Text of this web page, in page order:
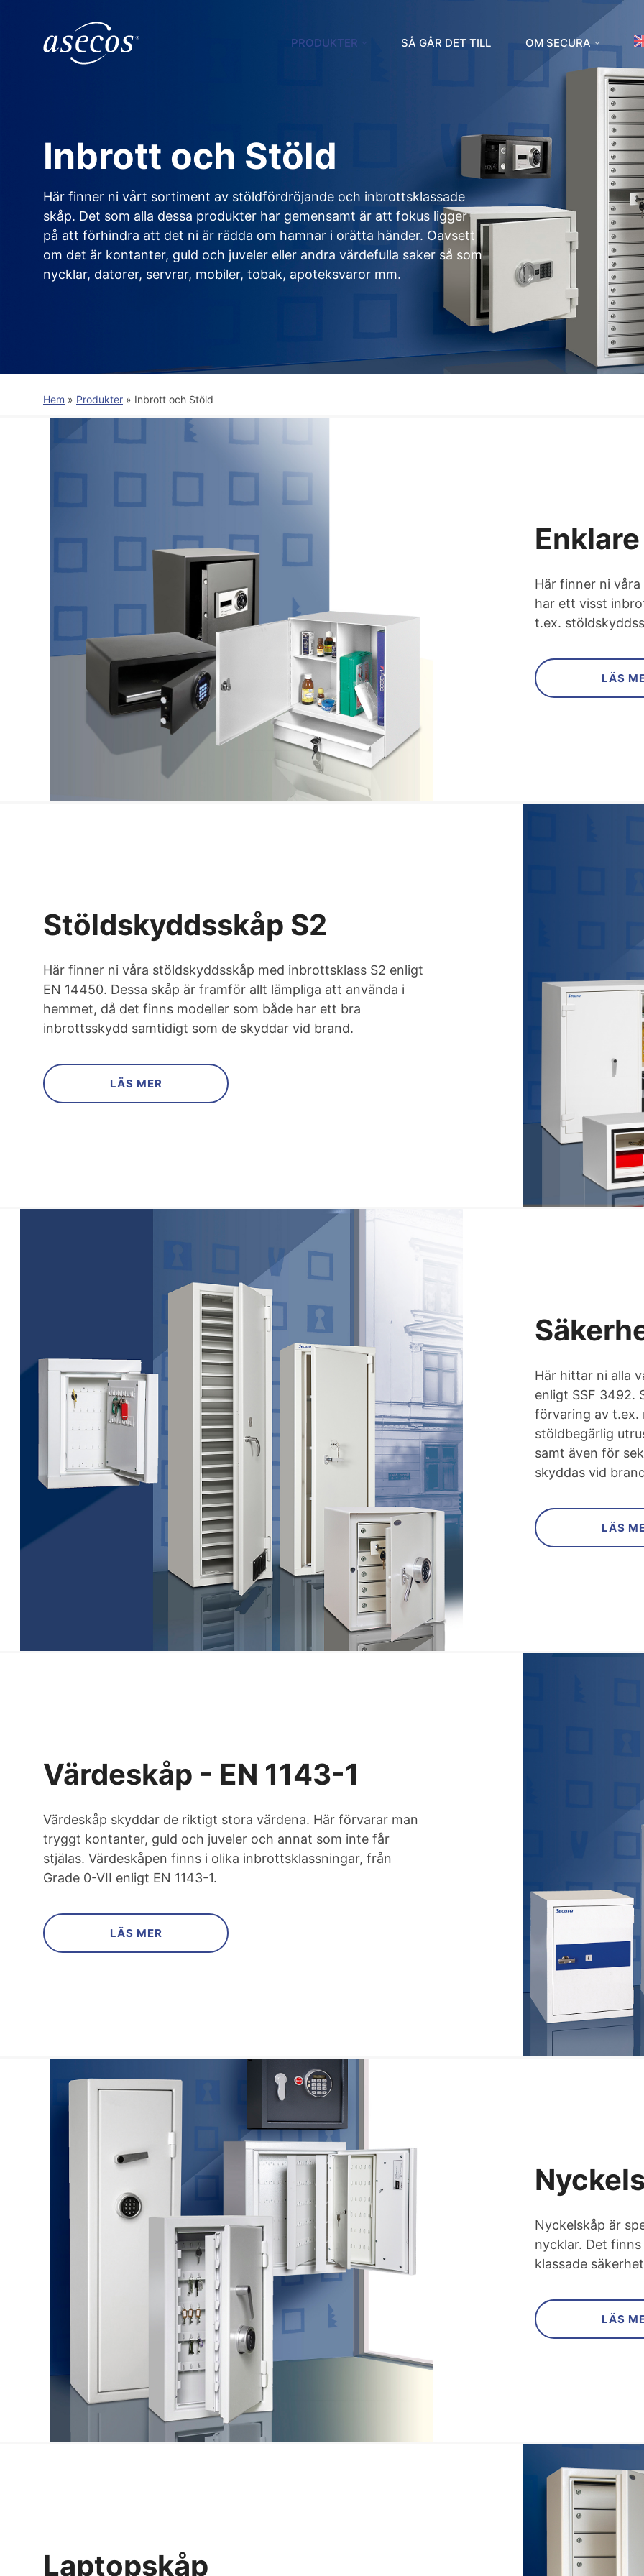
PRODUKTER SÅ GÅR DET TILL OM SECURA
Inbrott och Stöld
Här finner ni vårt sortiment av stöldfördröjande och inbrottsklassade
skåp. Det som alla dessa produkter har gemensamt är att fokus ligger
på att förhindra att det ni är rädda om hamnar i orätta händer. Oavsett
om det är kontanter, guld och juveler eller andra värdefulla saker så som
nycklar, datorer, servrar, mobiler, tobak, apoteksvaror mm.
Hem » Produkter » Inbrott och Stöld
Här finner ni
har ett visst
t.ex.
LÄS
Stöldskyddsskåp S2
Här finner ni våra stöldskyddsskåp med inbrottsklass S2 enligt
EN 14450. Dessa skåp är framför allt lämpliga att använda i
hemmet, då det finns modeller som både har ett bra
inbrottsskydd samtidigt som de skyddar vid brand.
LÄS MER
Här hittar ni alla
enligt SSF 3492.
förvaring av t.ex.
stöldbegärlig
samt även för
skyddas vid
LÄS
Värdeskåp - EN 1143-1
Värdeskåp skyddar de riktigt stora värdena. Här förvarar man
tryggt kontanter, guld och juveler och annat som inte får
stjälas. Värdeskåpen finns i olika inbrottsklassningar, från
Grade 0-VII enligt EN 1143-1.
LÄS MER
Nyckelskåp är
nycklar. Det
klassade
LÄS
Laptopskåp